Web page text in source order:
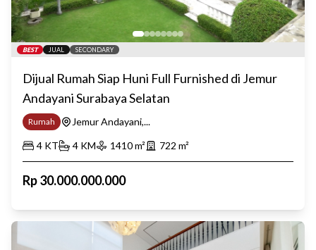
BEST JUAL SECONDARY
Dijual Rumah Siap Huni Full Furnished di Jemur
Andayani Surabaya Selatan
Rumah
Jemur Andayani,...
4 KT 4 KM 1410m² 722 m²
Rp30.000.000.000